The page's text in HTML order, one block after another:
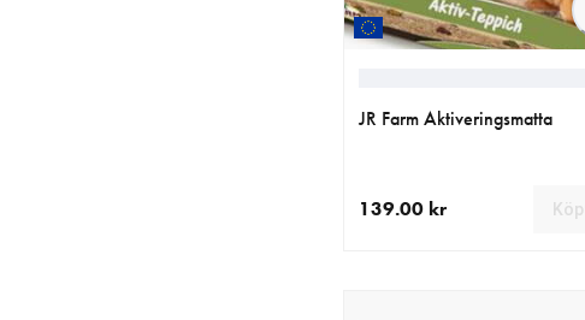
JR Farm Aktiveringsmatta
139.00 kr Köp